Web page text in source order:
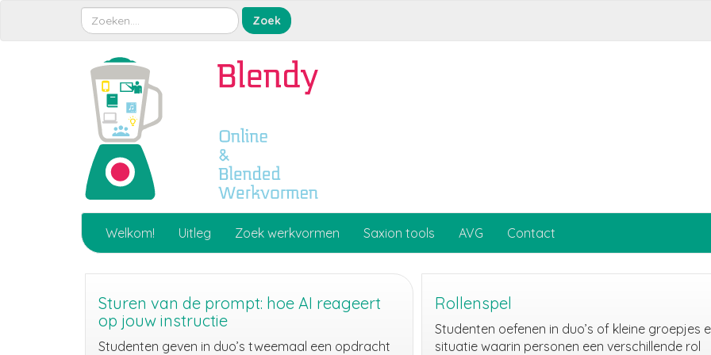
Welkom! Uitleg Zoek werkvormen Saxion tools AVG Contact
Sturen van de prompt: hoe AI reageert
op jouw instructie
Studenten geven in duo’s tweemaal een opdracht
Rollenspel
Studenten oefenen in duo’s of kleine groepjes
situatie waarin personen een verschillende rol